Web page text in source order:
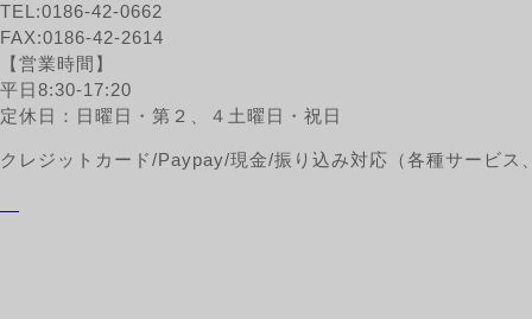
TEL:0186-42-0662
FAX:0186-42-2614
【営業時間】
平日8:30-17:20
定休日：日曜日・第２、４土曜日・祝日
クレジットカード/Paypay/現金/振り込み対応（各種サービ